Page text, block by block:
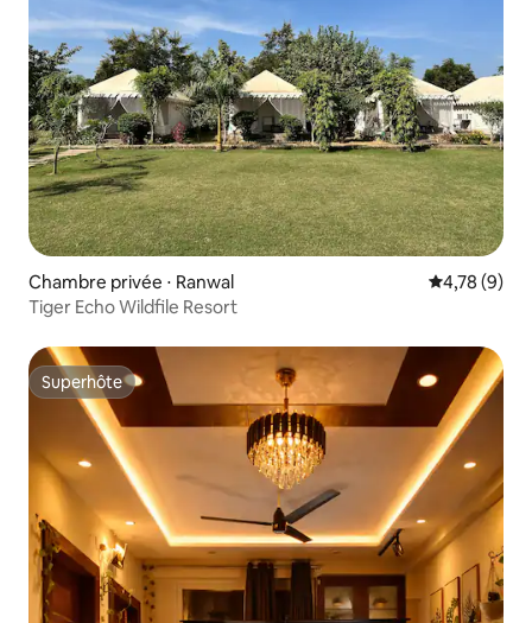
Chambre privée ⋅ Ranwal Évaluation
4,78 (9)
Tiger Echo Wildfile Resort
Superhôte
Superhôte